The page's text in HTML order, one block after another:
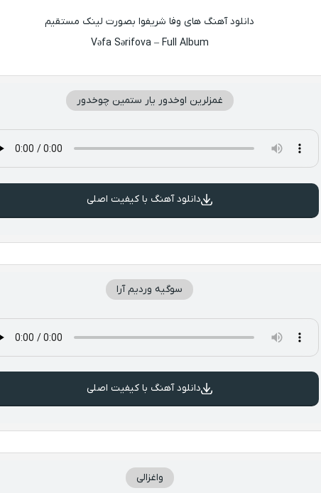
دانلود آهنگ های وفا شریفوا بصورت لینک مستقیم
Vəfa Sərifova – Full Album
غمزلرین اوخدور یار ستمین چوخدور
دانلود آهنگ با کیفیت اصلی
سوگیه وردیم آرا
دانلود آهنگ با کیفیت اصلی
واغزالی